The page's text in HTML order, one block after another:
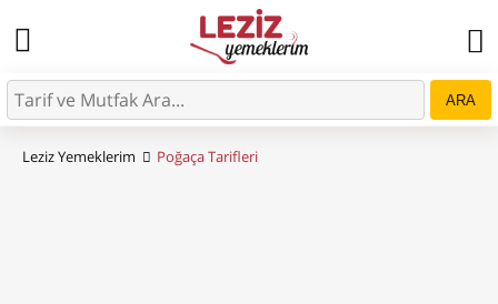
ARA
Leziz Yemeklerim Poğaça Tarifleri